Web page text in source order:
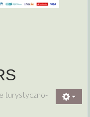
turystyczno-